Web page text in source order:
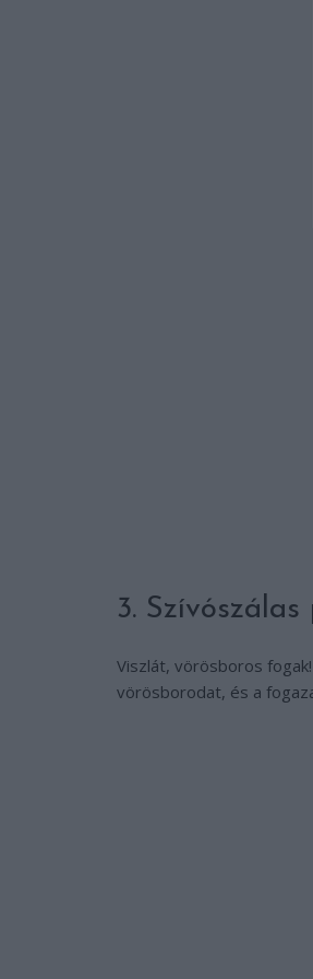
3. Szívószálas
Viszlát, vörösboros
vörösborodat, és a